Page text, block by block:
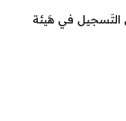
التَسجيل في هَيئة